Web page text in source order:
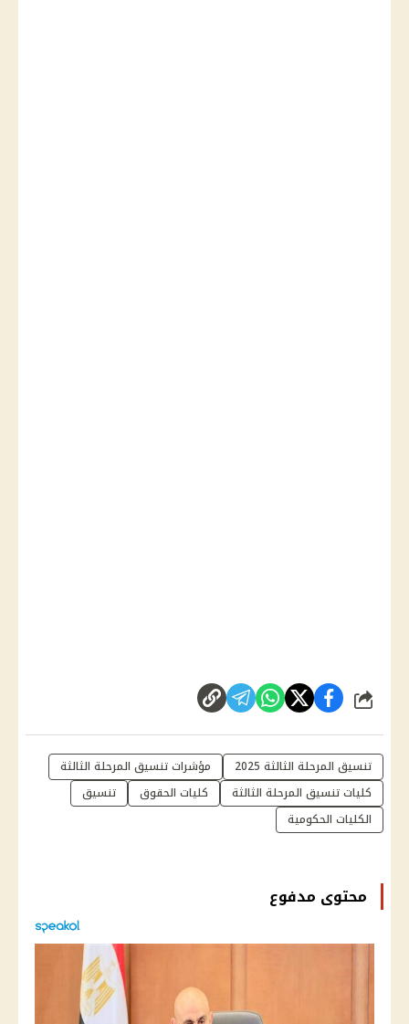
شارك
تنسيق المرحلة الثالثة 2025
مؤشرات تنسيق المرحلة الثالثة
كليات تنسيق المرحلة الثالثة
كليات الحقوق
تنسيق
الكليات الحكومية
محتوى مدفوع